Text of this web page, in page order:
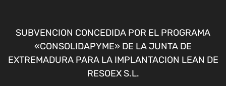
SUBVENCION CONCEDIDA POR EL PROGRAMA
«CONSOLIDAPYME» DE LA JUNTA DE
EXTREMADURA PARA LA IMPLANTACION LEAN DE
RESOEX S.L.